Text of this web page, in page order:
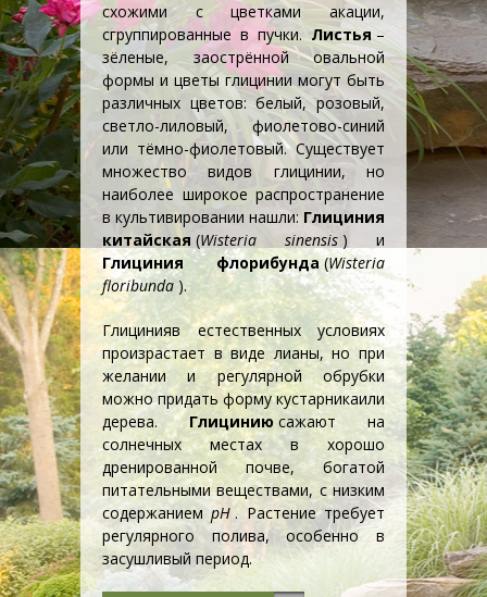
схожими с цветками акации,
сгруппированные в пучки.Листья –
зёленые, заострённой овальной
формы и цветы глицинии могут быть
различных цветов: белый, розовый,
светло-лиловый, фиолетово-синий
или тёмно-фиолетовый. Существует
множество видов глицинии, но
наиболее широкое распространение
в культивировании нашли: Глициния
китайская (Wisteria sinensis ) и
Глициния флорибунда (Wisteria
floribunda ).
Глицинияв естественных условиях
произрастает в виделианы, но при
желании и регулярной обрубки
можно придать формукустарникаили
дерева. Глицинию сажают на
солнечных местах в хорошо
дренированной почве, богатой
питательными веществами, с низким
содержаниемpH . Растение требует
регулярного полива, особенно в
засушливый период.